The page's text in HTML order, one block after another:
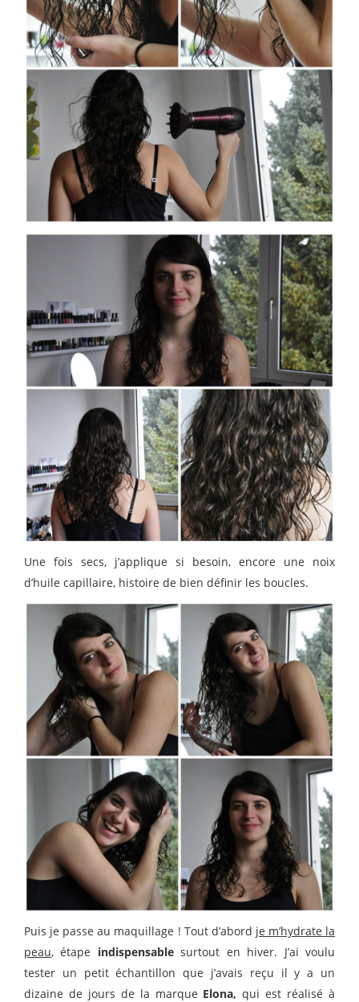
Une fois secs, j’applique si besoin, encore une noix
d’huile capillaire, histoire de bien définir les boucles.
Puis je passe au maquillage ! Tout d’abord je m’hydrate la
peau, étape indispensablesurtout en hiver. J’ai voulu
tester un petit échantillon que j’avais reçu il y a un
dizaine de jours de la marque Elona, qui est réalisé à